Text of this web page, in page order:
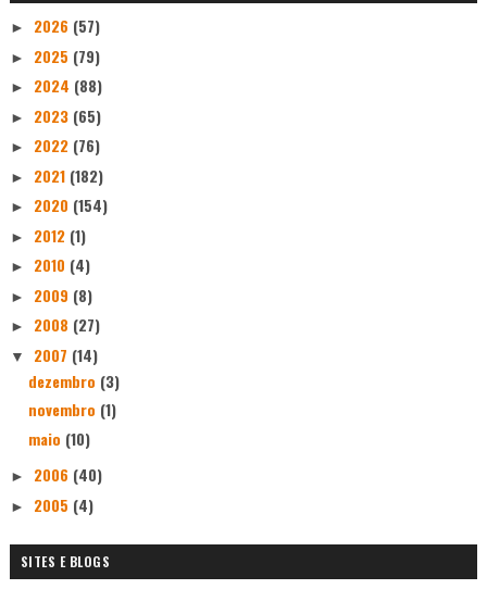
► 2026 (57)
► 2025 (79)
► 2024 (88)
► 2023 (65)
► 2022 (76)
► 2021 (182)
► 2020 (154)
► 2012 (1)
► 2010 (4)
► 2009 (8)
► 2008 (27)
▼ 2007 (14)
dezembro (3)
novembro (1)
maio (10)
► 2006 (40)
► 2005 (4)
SITES E BLOGS